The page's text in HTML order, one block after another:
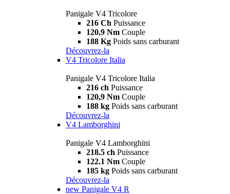
Panigale V4 Tricolore
216 Ch Puissance
120,9 Nm Couple
188 Kg Poids sans carburant
Découvrez-la
V4 Tricolore Italia
Panigale V4 Tricolore Italia
216 ch Puissance
120,9 Nm Couple
188 kg Poids sans carburant
Découvrez-la
V4 Lamborghini
Panigale V4 Lamborghini
218.5 ch Puissance
122.1 Nm Couple
185 kg Poids sans carburant
Découvrez-la
new Panigale V4 R